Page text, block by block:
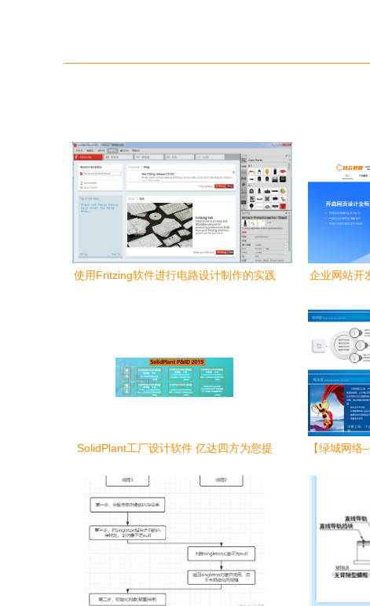
使用Fritzing软件进行电路设计制作的实践
企业网站开
SolidPlant工厂设计软件 亿达四方为您提
【绿城网